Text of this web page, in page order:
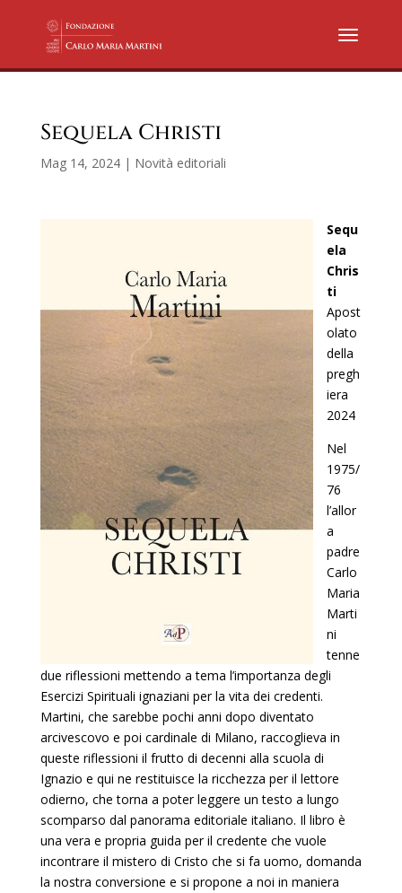
Sequela Christi
Mag 14, 2024| Novità editoriali
Sequ
ela
Chris
ti
Apost
olato
della
pregh
iera
2024
Nel
1975/
76
l’allor
a
padre
Carlo
Maria
Marti
ni
tenne
due riflessioni mettendo a tema l’importanza degli
Esercizi Spirituali ignaziani per la vita dei credenti.
Martini, che sarebbe pochi anni dopo diventato
arcivescovo e poi cardinale di Milano, raccoglieva in
queste riflessioni il frutto di decenni alla scuola di
Ignazio e qui ne restituisce la ricchezza per il lettore
odierno, che torna a poter leggere un testo a lungo
scomparso dal panorama editoriale italiano. Il libro è
una vera e propria guida per il credente che vuole
incontrare il mistero di Cristo che si fa uomo, domanda
la nostra conversione e si propone a noi in maniera